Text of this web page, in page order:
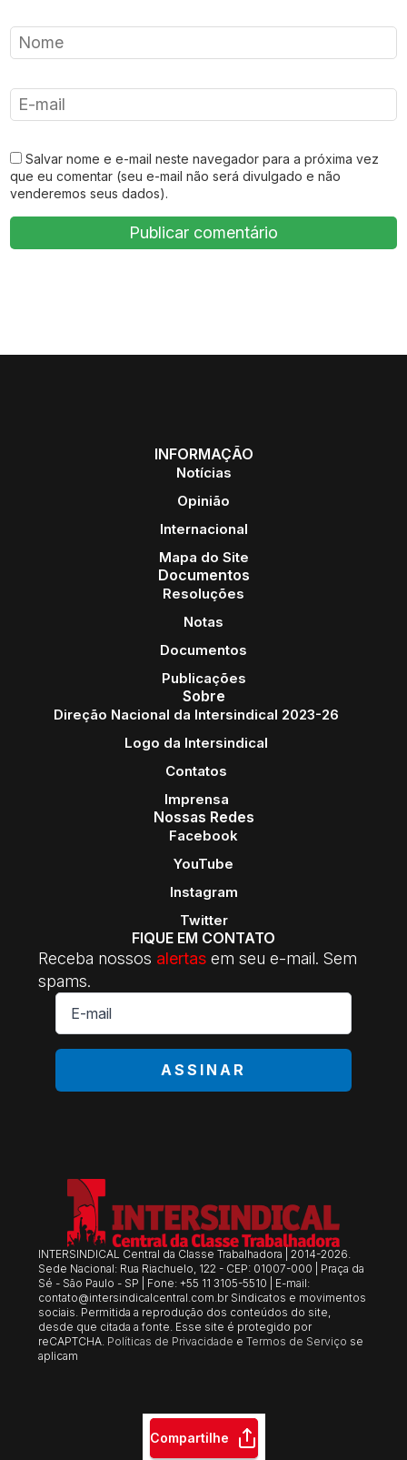
Compartilhe
Salvar nome e e-mail neste navegador para a próxima vez
que eu comentar (seu e-mail não será divulgado e não
venderemos seus dados).
INFORMAÇÃO
Notícias
Opinião
Internacional
Mapa do Site
Documentos
Resoluções
Notas
Documentos
Publicações
Sobre
Direção Nacional da Intersindical 2023-26
Logo da Intersindical
Contatos
Imprensa
Nossas Redes
Facebook
YouTube
Instagram
Twitter
FIQUE EM CONTATO
Receba nossos alertas em seu e-mail. Sem
spams.
E-
mail
*
ASSINAR
INTERSINDICAL Central da Classe Trabalhadora | 2014-2026.
Sede Nacional: Rua Riachuelo, 122 - CEP: 01007-000 | Praça da
Sé - São Paulo - SP | Fone: +55 11 3105-5510 | E-mail:
contato@intersindicalcentral.com.br Sindicatos e movimentos
sociais. Permitida a reprodução dos conteúdos do site,
desde que citada a fonte. Esse site é protegido por
reCAPTCHA. Políticas de Privacidade eTermos de Serviço se
aplicam